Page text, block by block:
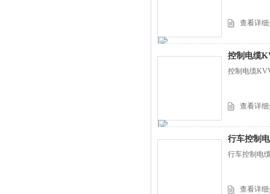
查看详
控制电缆
控制电缆
查看详
行车控制
行车控制电
查看详